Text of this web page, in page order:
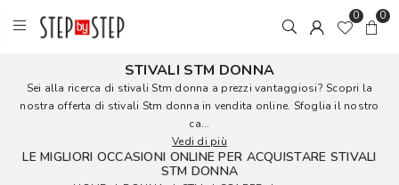
0 0
STIVALI STM DONNA
Sei alla ricerca di stivali Stm donna a prezzi vantaggiosi? Scopri la
nostra offerta di stivali Stm donna in vendita online. Sfoglia il nostro
ca...
Vedi di più
LE MIGLIORI OCCASIONI ONLINE PER ACQUISTARE STIVALI
STM DONNA